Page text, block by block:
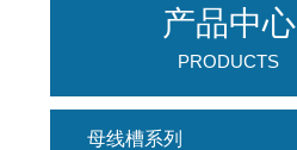
产品中心
PRODUCTS
母线槽系列